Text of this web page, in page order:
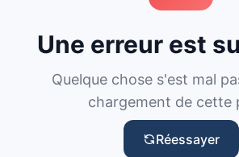
Une erreur est
Quelque chose s'est mal
chargement de cette
Réessayer